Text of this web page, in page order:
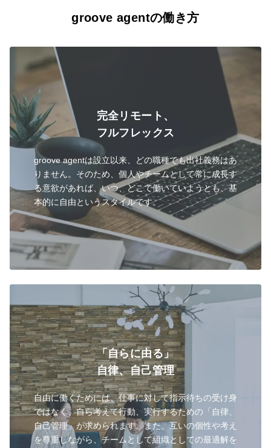
groove agentの働き方
完全リモート、
フルフレックス
groove agentは設立以来、どの職種でも出社義務はあ
りません。そのため、個人やチームとして常に成長す
る意欲があれば、いつ、どこで働いていようとも、基
本的に自由というスタイルです。
「自らに由る」
自律、自己管理
自由に働くためには、仕事に対して指示待ちの受け身
ではなく、自ら考えて行動、実行するための「自律、
自己管理」が求められます。また、互いの個性や考え
を尊重しながら、チームとして組織としての最適解を